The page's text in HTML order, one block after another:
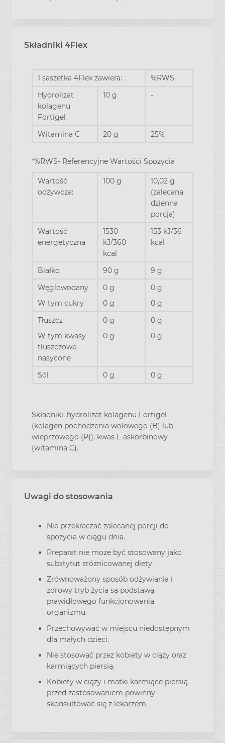
Składniki 4Flex
1 saszetka 4Flex zawiera:
%RWS
Hydrolizat
kolagenu
Fortigel
10 g -
Witamina C 20 g 25%
*%RWS- Referencyjne Wartości Spożycia
Wartość
odżywcza:
100 g
10,02 g
(zalecana
dzienna
porcja)
Wartość
energetyczna
1530
kJ/360
kcal
153 kJ/36
kcal
Białko 90 g
9 g
Węglowodany
W tym cukry
0 g
0 g
0 g
0 g
Tłuszcz
W tym kwasy
tłuszczowe
nasycone
0 g
0 g
0 g
0 g
Sól 0 g 0 g
Składniki: hydrolizat kolagenu Fortigel
(kolagen pochodzenia wołowego (B) lub
wieprzowego (P)), kwas L-askorbinowy
(witamina C).
Uwagi do stosowania
Nie przekraczać zalecanej porcji do
spożycia w ciągu dnia.
Preparat nie może być stosowany jako
substytut zróżnicowanej diety.
Zrównoważony sposób odżywiania i
zdrowy tryb życia są podstawą
prawidłowego funkcjonowania
organizmu.
Przechowywać w miejscu niedostępnym
dla małych dzieci.
Nie stosować przez kobiety w ciąży oraz
karmiących piersią.
Kobiety w ciąży i matki karmiące piersią
przed zastosowaniem powinny
skonsultować się z lekarzem.